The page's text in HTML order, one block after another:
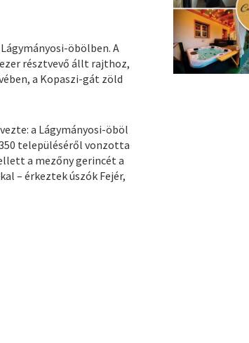
öbölben. A
résztvevő állt rajthoz,
a Kopaszi-gát zöld
a Lágymányosi-öböl
településéről vonzotta
a mezőny gerincét a
– érkeztek úszók Fejér,